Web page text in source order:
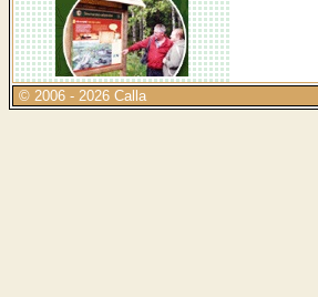
© 2006 - 2026 Calla